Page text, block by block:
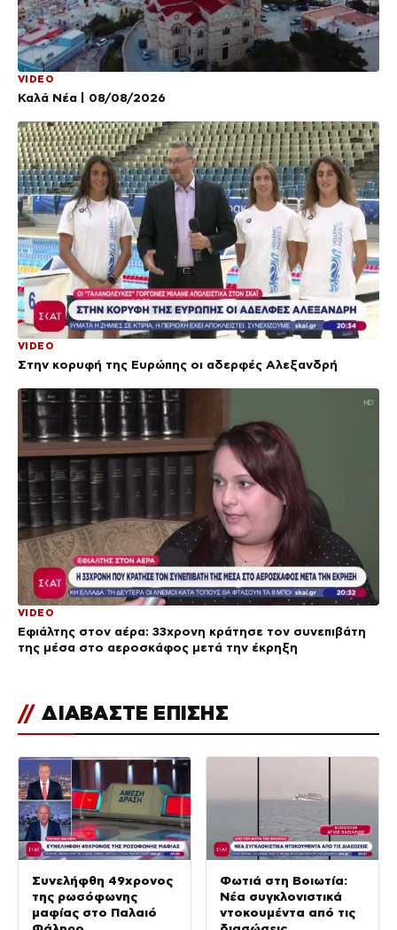
VIDEO
Καλά Νέα | 08/08/2026
VIDEO
Στην κορυφή της Ευρώπης οι αδερφές Αλεξανδρή
VIDEO
Εφιάλτης στον αέρα: 33χρονη κράτησε τον συνεπιβάτη
της μέσα στο αεροσκάφος μετά την έκρηξη
// ΔΙΑΒΑΣΤΕ ΕΠΙΣΗΣ
Συνελήφθη 49χρονος
της ρωσόφωνης
μαφίας στο Παλαιό
Φωτιά στη Βοιωτία:
Νέα συγκλονιστικά
ντοκουμέντα από τις